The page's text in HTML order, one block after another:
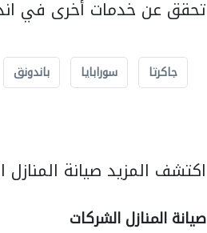
تحقق عن خدمات أخرى في
جاكرتا سورابايا باندونق
اكتشف المزيد صيانة المنازل
صيانة المنازل الشركات